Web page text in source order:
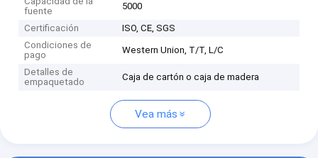
fuente
5000
Certificación
ISO, CE, SGS
Condiciones de
pago
Western Union, T/T, L/C
Detalles de
empaquetado
Caja de cartón o caja de madera
Vea más